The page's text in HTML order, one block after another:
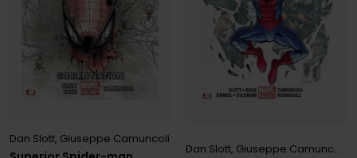
Dan Slott, Giuseppe Camuncoli
Dan Slott, Giuseppe Camuncoli